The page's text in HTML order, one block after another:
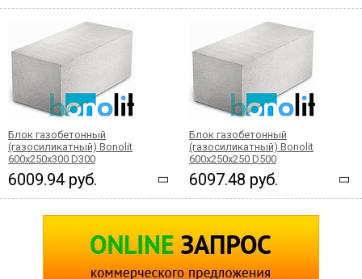
Блок газобетонный
(газосиликатный) Bonolit
600x250x300 D300
6009.94 руб.
Блок газобетонный
(газосиликатный) Bonolit
600x250x250 D500
6097.48 руб.